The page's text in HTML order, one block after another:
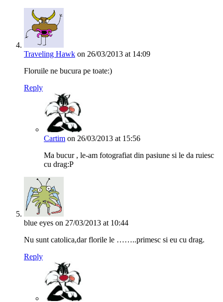
Traveling Hawk on 26/03/2013 at 14:09
Floruile ne bucura pe toate:)
Reply
Cartim on 26/03/2013 at 15:56
Ma bucur , le-am fotografiat din pasiune si le da ruiesc
cu drag:P
blue eyes on 27/03/2013 at 10:44
Nu sunt catolica,dar florile le ……..primesc si eu cu drag.
Reply